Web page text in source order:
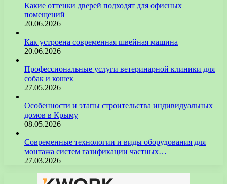
Какие оттенки дверей подходят для офисных
помещений
20.06.2026
Как устроена современная швейная машина
20.06.2026
Профессиональные услуги ветеринарной клиники для
собак и кошек
27.05.2026
Особенности и этапы строительства индивидуальных
домов в Крыму
08.05.2026
Современные технологии и виды оборудования для
монтажа систем газификации частных…
27.03.2026